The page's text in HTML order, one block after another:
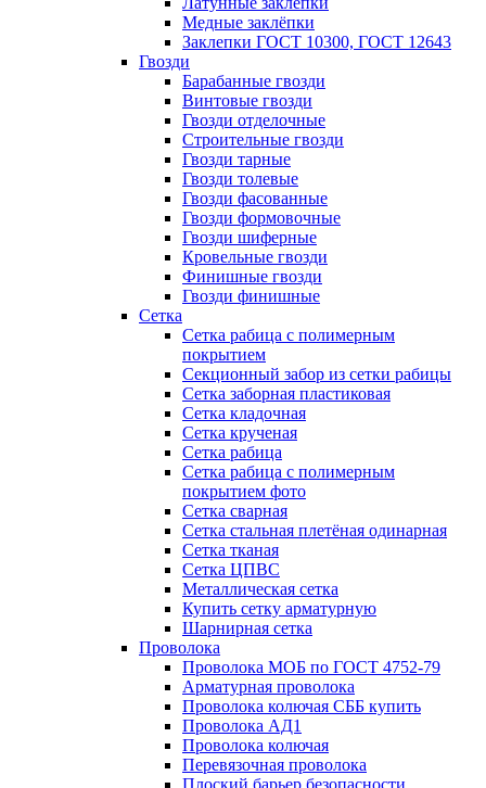
Медные заклёпки
Заклепки ГОСТ 10300, ГОСТ 12643
Гвозди
Барабанные гвозди
Винтовые гвозди
Гвозди отделочные
Строительные гвозди
Гвозди тарные
Гвозди толевые
Гвозди фасованные
Гвозди формовочные
Гвозди шиферные
Кровельные гвозди
Финишные гвозди
Гвозди финишные
Сетка
Сетка рабица с полимерным
покрытием
Секционный забор из сетки рабицы
Сетка заборная пластиковая
Сетка кладочная
Сетка крученая
Сетка рабица
Сетка рабица с полимерным
покрытием фото
Сетка сварная
Сетка стальная плетёная одинарная
Сетка тканая
Сетка ЦПВС
Металлическая сетка
Купить сетку арматурную
Шарнирная сетка
Проволока
Проволока МОБ по ГОСТ 4752-79
Арматурная проволока
Проволока колючая СББ купить
Проволока АД1
Проволока колючая
Перевязочная проволока
Плоский барьер безопасности